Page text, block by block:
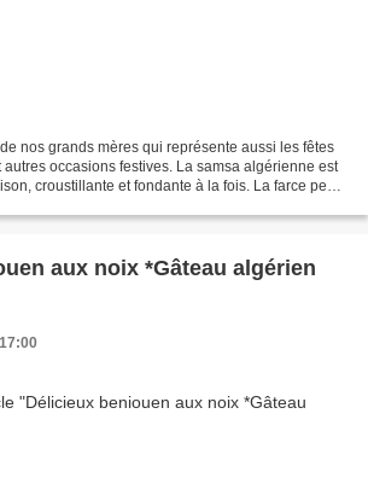
nos grands mères qui représente aussi les fêtes
occasions festives. La samsa algérienne est
croustillante et fondante à la fois. La farce peut
aux noix *Gâteau algérien